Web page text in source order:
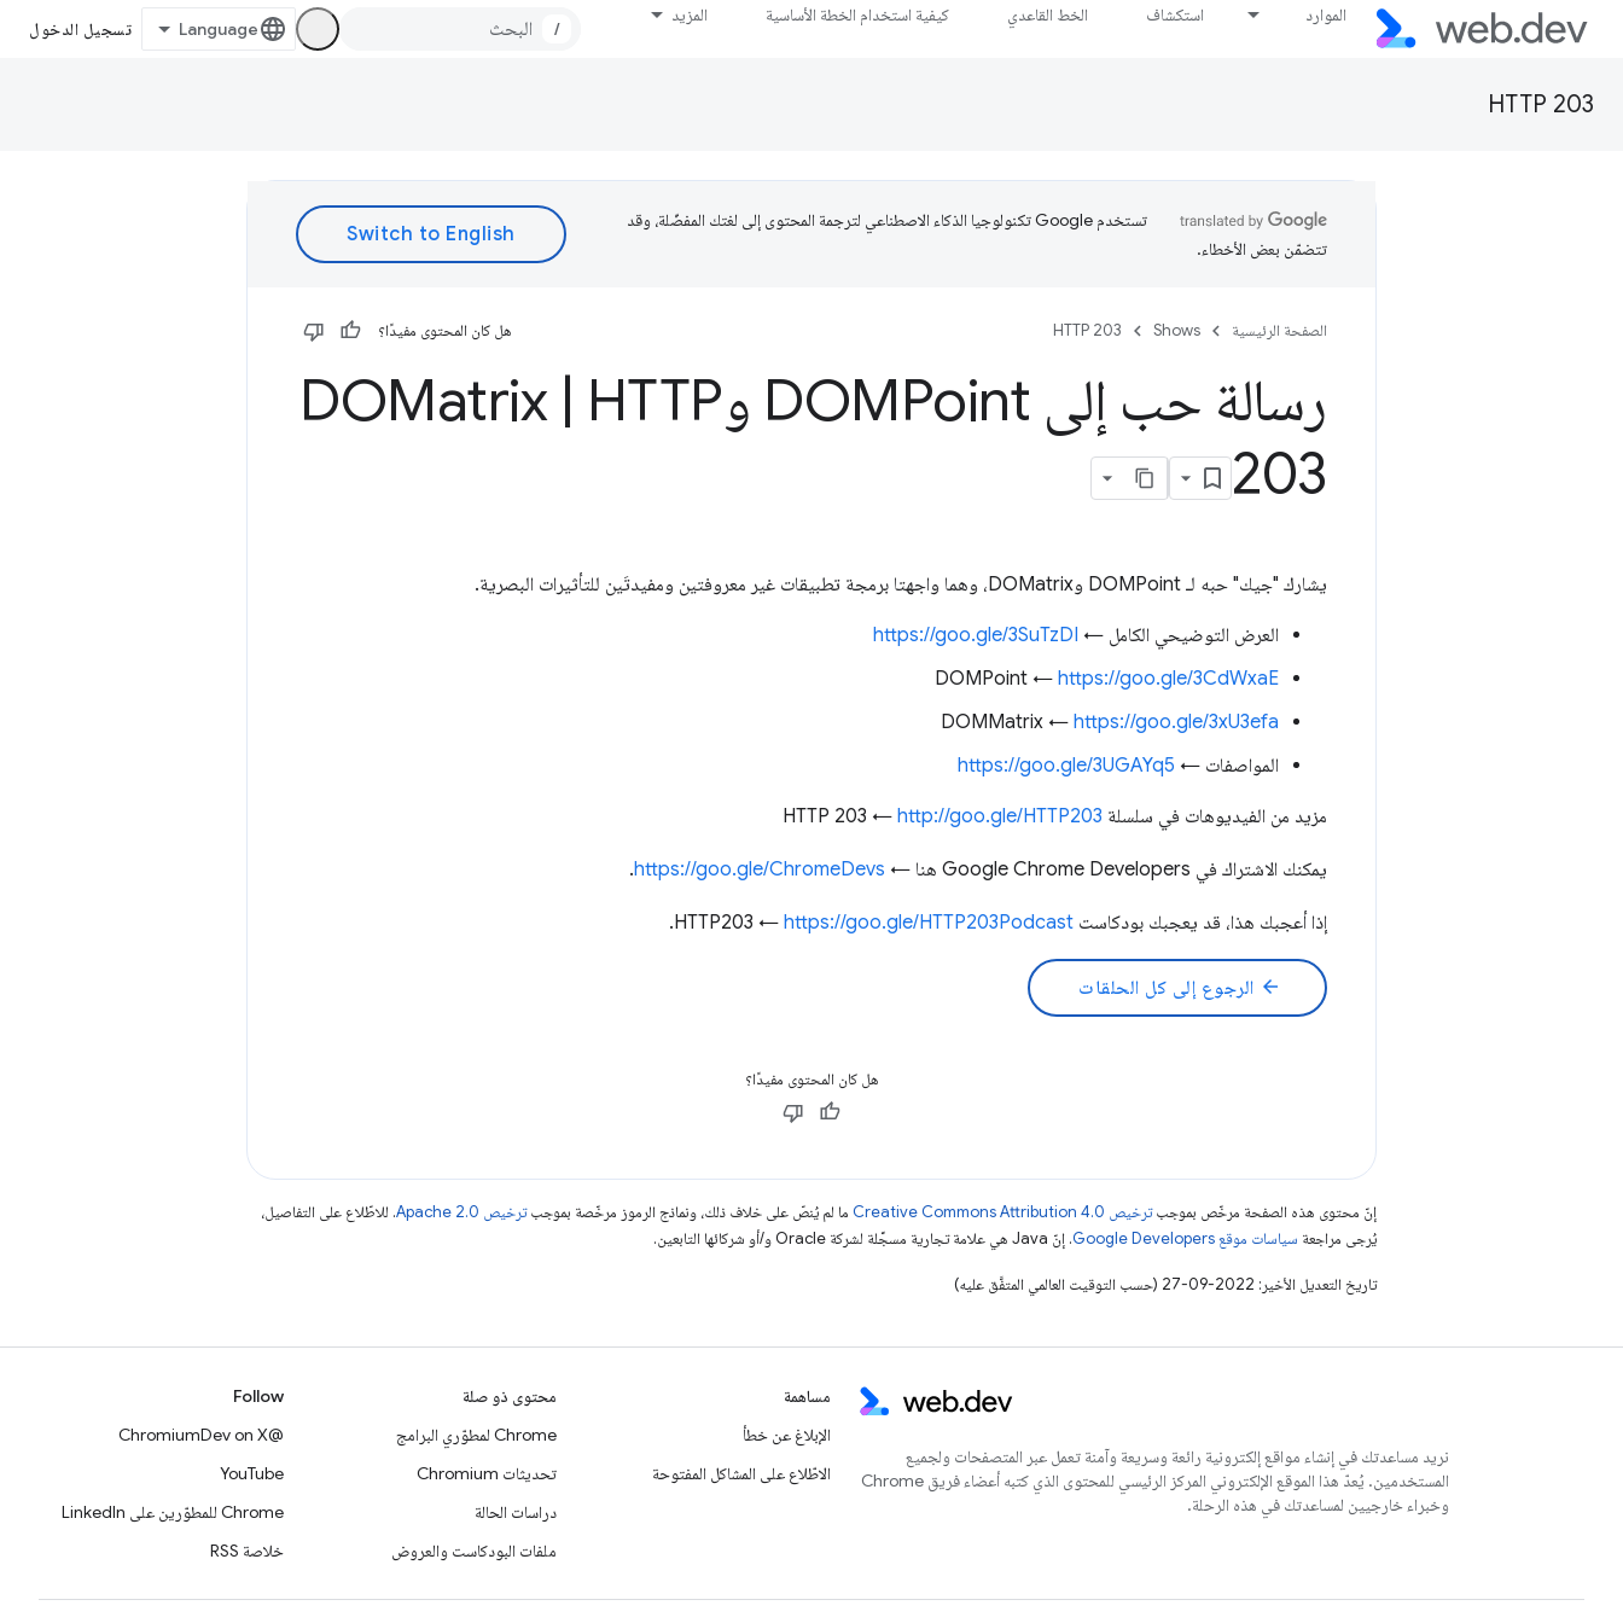
الموارد استكشاف الخط القاعدي كيفية استخدام الخطة الأساسية المزيد
/ تسجيل الدخول
HTTP 203
تستخدم Google تكنولوجيا الذكاء الاصطناعي لترجمة المحتوى إلى لغتك المفضّلة، وقد
تتضمّن بعض الأخطاء.
الصفحة الرئيسية Shows
HTTP 203 هل كان المحتوى مفيدًا؟
رسالة حب إلى DOMPoint وDOMatrix
HTTP
203
يشارك "جيك" حبه لـ DOMPoint وDOMatrix، وهما واجهتا برمجة تطبيقات غير معروفتين ومفيدتَين للتأثيرات البصرية.
العرض التوضيحي الكامل ← https://goo.gle/3SuTzDI
DOMPoint ← https://goo.gle/3CdWxaE
DOMMatrix ← https://goo.gle/3xU3efa
المواصفات ← https://goo.gle/3UGAYq5
مزيد من الفيديوهات في سلسلة HTTP 203 ← http://goo.gle/HTTP203
يمكنك الاشتراك في Google Chrome Developers هنا ← https://goo.gle/ChromeDevs
.
إذا أعجبك هذا، قد يعجبك بودكاست HTTP203 ← https://goo.gle/HTTP203Podcast
.
arrow_back الرجوع إلى كل الحلقات
هل كان المحتوى مفيدًا؟
إنّ محتوى هذه الصفحة مرخّص بموجبترخيص Creative Commons Attribution 4.0‏ ما لم يُنصّ على خلاف ذلك، ونماذج الرموز مرخّصة بموجبترخيص Apache 2.0‏
. للاطّلاع على التفاصيل،
يُرجى مراجعة سياسات موقع Google Developers‏ . إنّ Java هي علامة تجارية مسجَّلة لشركة Oracle و/أو شركائها التابعين.
تاريخ التعديل الأخير: 2022-09-27 (حسب التوقيت العالمي المتفَّق عليه)
نريد مساعدتك في إنشاء مواقع إلكترونية رائعة وسريعة وآمنة تعمل عبر المتصفحات ولجميع
المستخدمين. يُعدّ هذا الموقع الإلكتروني المركز الرئيسي للمحتوى الذي كتبه أعضاء فريق Chrome
وخبراء خارجيين لمساعدتك في هذه الرحلة.
مساهمة
الإبلاغ عن خطأ
الاطّلاع على المشاكل المفتوحة
محتوى ذو صلة
Chrome لمطوّري البرامج
تحديثات Chromium
دراسات الحالة
ملفات البودكاست والعروض
Follow
@ChromiumDev on X
YouTube
Chrome للمطوّرين على LinkedIn
خلاصة RSS